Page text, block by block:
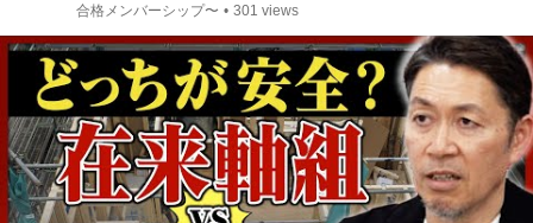
合格メンバーシップ〜 • 301 views